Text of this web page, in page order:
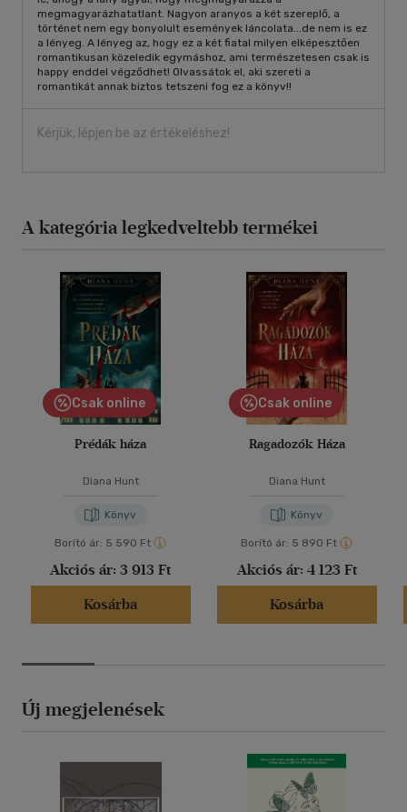
megmagyarázhatatlant. Nagyon aranyos a két szereplő, a
történet nem egy bonyolult események láncolata...de nem is ez
a lényeg. A lényeg az, hogy ez a két fiatal milyen elképesztően
romantikusan közeledik egymáshoz, ami természetesen csak is
happy enddel végződhet! Olvassátok el, aki szereti a
romantikát annak biztos tetszeni fog ez a könyv!!
Kérjük, lépjen be az értékeléshez!
A kategória legkedveltebb termékei
Csak online
Prédák háza
Diana Hunt
Könyv
Borító ár: 5 590 Ft
Akciós ár: 3 913 Ft
Kosárba
Csak online
Ragadozók Háza
Diana Hunt
Könyv
Borító ár: 5 890 Ft
Akciós ár: 4 123 Ft
Kosárba
Új megjelenések